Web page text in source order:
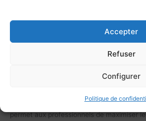
Accepter
Refuser
Configurer
Politique de
SpeechLive est désormais compatible
solutions Dragon Medical One :Standard
transcription spécialisée selon votre
En conclusion, Speechlive est un outil
permet aux professionnels de maximiser